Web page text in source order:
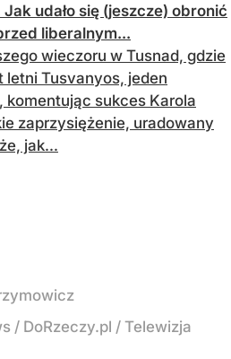
udało się (jeszcze) obronić
liberalnym...
wieczoru w Tusnad, gdzie
letni Tusvanyos, jeden
komentując sukces Karola
zaprzysiężenie, uradowany
jak...
/ DoRzeczy.pl / Telewizja